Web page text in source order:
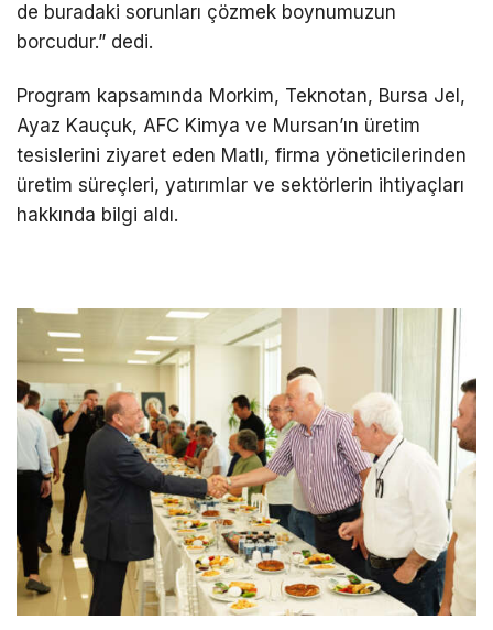
de buradaki sorunları çözmek boynumuzun
borcudur.” dedi.
Program kapsamında Morkim, Teknotan, Bursa Jel,
Ayaz Kauçuk, AFC Kimya ve Mursan’ın üretim
tesislerini ziyaret eden Matlı, firma yöneticilerinden
üretim süreçleri, yatırımlar ve sektörlerin ihtiyaçları
hakkında bilgi aldı.